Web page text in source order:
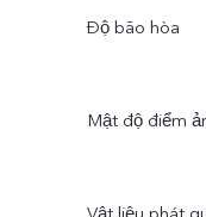
Độ bão hòa
Mật độ điểm